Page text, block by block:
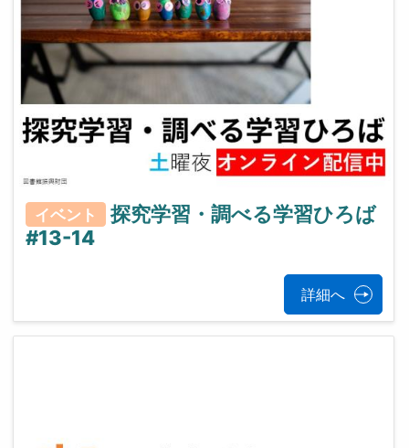
イベント
探究学習・調べる学習ひろば
#13-14
詳細へ